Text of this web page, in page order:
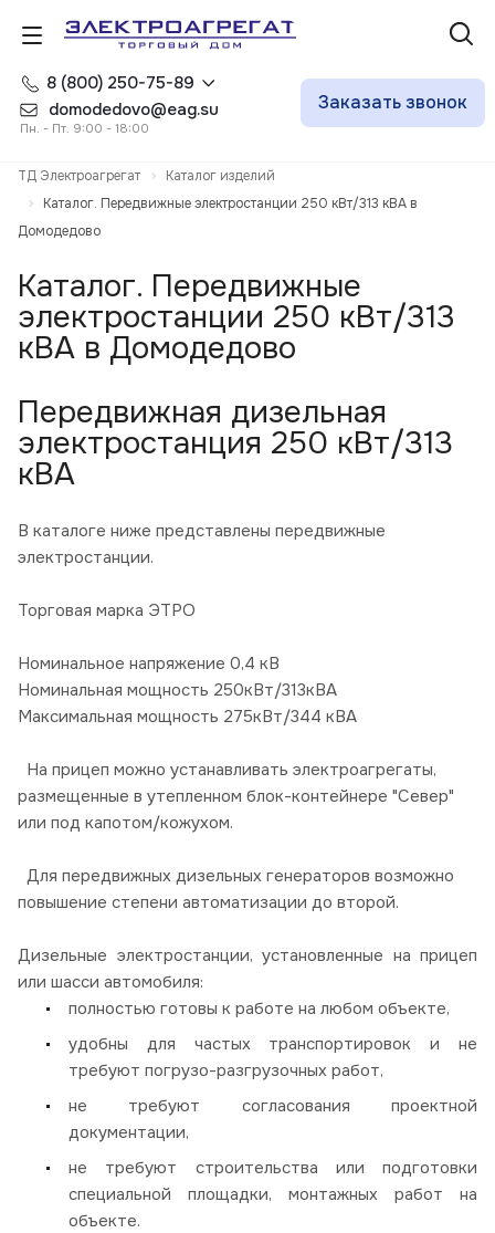
8 (800) 250-75-89
domodedovo@eag.su
Пн. - Пт. 9:00 - 18:00
Заказать звонок
ТД Электроагрегат
Каталог изделий
Каталог. Передвижные электростанции 250 кВт/313 кВА в
Домодедово
Каталог. Передвижные
электростанции 250 кВт/313
кВА в Домодедово
Передвижная дизельная
электростанция 250 кВт/313
кВА
В каталоге ниже представлены передвижные
электростанции.
Торговая марка ЭТРО
Номинальное напряжение 0,4 кВ
Номинальная мощность 250кВт/313кВА
Максимальная мощность 275кВт/344 кВА
На прицеп можно устанавливать электроагрегаты,
размещенные в утепленном блок-контейнере "Север"
или под капотом/кожухом.
Для передвижных дизельных генераторов возможно
повышение степени автоматизации до второй.
Дизельные электростанции, установленные на прицеп
или шасси автомобиля:
полностью готовы к работе на любом объекте,
удобны для частых транспортировок и не
требуют погрузо-разгрузочных работ,
не требуют согласования проектной
документации,
не требуют строительства или подготовки
специальной площадки, монтажных работ на
объекте.